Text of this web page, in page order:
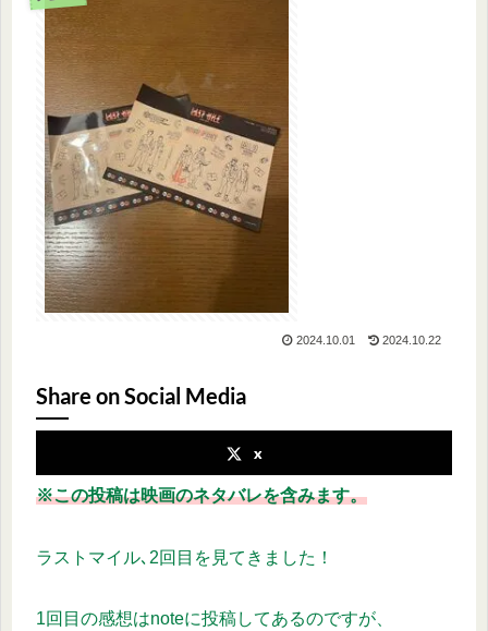
2024.10.01 2024.10.22
Share on Social Media
x
※この投稿は映画のネタバレを含みます。
ラストマイル､2回目を見てきました！
1回目の感想はnoteに投稿してあるのですが、